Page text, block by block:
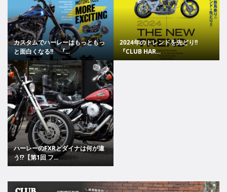
カスタムでハーレーはもっともっ
と面白くなる!! 『...
2024年のトレンドを先どり!!
『CLUB HAR...
ハーレーのFXRとダイナは何が違
う!?【第1回 フ...